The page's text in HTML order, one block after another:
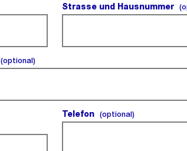
Strasse und Hausnummer
(optional)(optional).
Telefon (optional)(optional).